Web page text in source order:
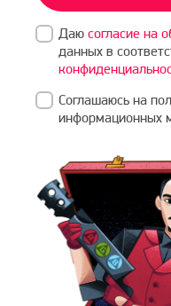
Даю согласие на
данных в
Соглашаюсь на
информационных